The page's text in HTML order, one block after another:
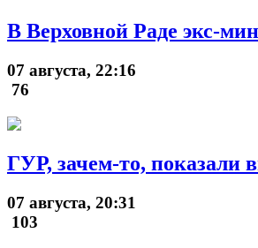
В Верховной Раде экс-
07 августа, 22:16
76
ГУР, зачем-то, показали
07 августа, 20:31
103